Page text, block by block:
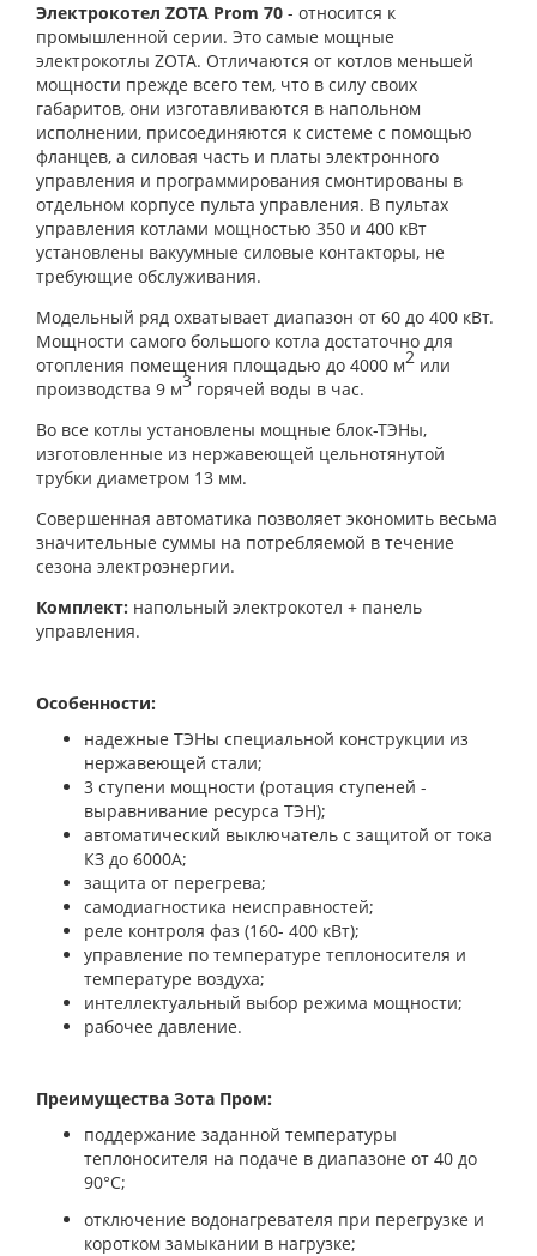
Электрокотел ZOTA Prom 70 - относится к
промышленной серии. Это самые мощные
электрокотлы ZOTA. Отличаются от котлов меньшей
мощности прежде всего тем, что в силу своих
габаритов, они изготавливаются в напольном
исполнении, присоединяются к системе с помощью
фланцев, а силовая часть и платы электронного
управления и программирования смонтированы в
отдельном корпусе пульта управления. В пультах
управления котлами мощностью 350 и 400 кВт
установлены вакуумные силовые контакторы, не
требующие обслуживания.
Модельный ряд охватывает диапазон от 60 до 400 кВт.
Мощности самого большого котла достаточно для
отопления помещения площадью до 4000 м2 или
производства 9 м3 горячей воды в час.
Во все котлы установлены мощные блок-ТЭНы,
изготовленные из нержавеющей цельнотянутой
трубки диаметром 13 мм.
Совершенная автоматика позволяет экономить весьма
значительные суммы на потребляемой в течение
сезона электроэнергии.
Комплект: напольный электрокотел + панель
управления.
Особенности:
надежные ТЭНы специальной конструкции из
нержавеющей стали;
3 ступени мощности (ротация ступеней -
выравнивание ресурса ТЭН);
автоматический выключатель с защитой от тока
КЗ до 6000А;
защита от перегрева;
самодиагностика неисправностей;
реле контроля фаз (160- 400 кВт);
управление по температуре теплоносителя и
температуре воздуха;
интеллектуальный выбор режима мощности;
рабочее давление.
Преимущества Зота Пром:
поддержание заданной температуры
теплоносителя на подаче в диапазоне от 40 до
90°С;
отключение водонагревателя при перегрузке и
коротком замыкании в нагрузке;